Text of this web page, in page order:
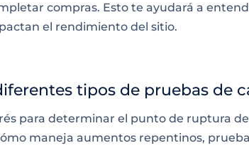
compras. Esto te ayudará a
el rendimiento del sitio.
tipos de pruebas de
para determinar el punto de ruptura
maneja aumentos repentinos,